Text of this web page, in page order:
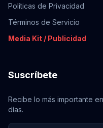
Políticas de Privacidad
Términos de Servicio
Media Kit / Publicidad
Suscríbete
Recibe lo más importante
días.